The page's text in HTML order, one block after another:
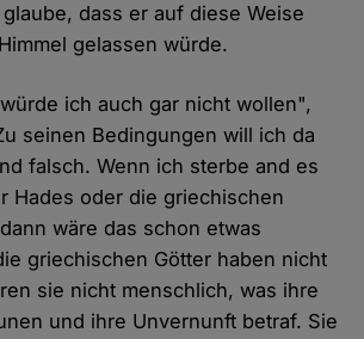
dass er auf diese Weise
gelassen würde.
ich auch gar nicht wollen",
seinen Bedingungen will ich da
falsch. Wenn ich sterbe and es
Hades oder die griechischen
wäre das schon etwas
griechischen Götter haben nicht
sie nicht menschlich, was ihre
und ihre Unvernunft betraf. Sie